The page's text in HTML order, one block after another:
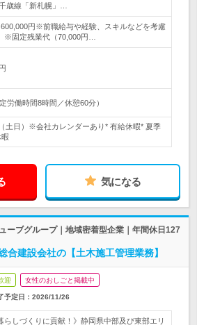
歳線「新札幌」…
600,000円※前職給与や経験、スキルなどを考慮
※固定残業代（70,000円…
労働時間8時間／休憩60分）
土日）※会社カレンダーあり* 有給休暇* 夏季
気になる
ーブグループ｜地域密着型企業｜年間休日127
合建設会社の【土木施工管理業務】
迎 女性のおしごと掲載中
予定日： 2026/11/26
らしづくりに貢献！》静岡県中部及び東部エリ